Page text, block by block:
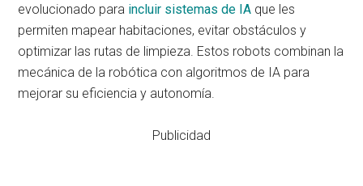
evolucionado para incluir sistemas de IA que les
permiten mapear habitaciones, evitar obstáculos y
optimizar las rutas de limpieza. Estos robots combinan la
mecánica de la robótica con algoritmos de IA para
mejorar su eficiencia y autonomía.
Publicidad